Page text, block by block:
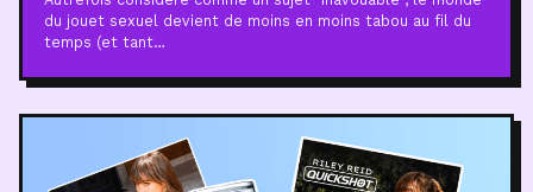
du jouet sexuel devient de moins en moins tabou au fil du
temps (et tant…